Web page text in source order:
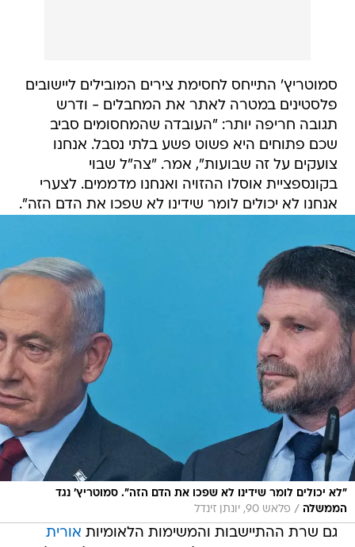
סמוטריץ' התייחס לחסימת צירים המובילים ליישובים
פלסטינים במטרה לאתר את המחבלים - ודרש
תגובה חריפה יותר: "העובדה שהמחסומים סביב
שכם פתוחים היא פשוט פשע בלתי נסבל. אנחנו
צועקים על זה שבועות", אמר. "צה"ל שבוי
בקונספציית אוסלו ההזויה ואנחנו מדממים. לצערי
אנחנו לא יכולים לומר שידינו לא שפכו את הדם הזה".
"לא יכולים לומר שידינו לא שפכו את הדם הזה". סמוטריץ' נגד
הממשלה / פלאש 90, יונתן זינדל
גם שרת ההתיישבות והמשימות הלאומיות אורית